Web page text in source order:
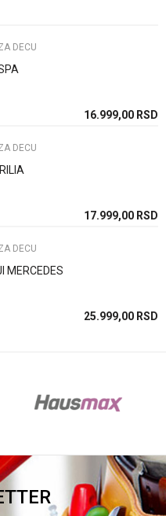
BIKE
9 - 4 :
DECU
16.999,00 RSD
DECU
17.999,00 RSD
DECU
MERCEDES
25.999,00 RSD